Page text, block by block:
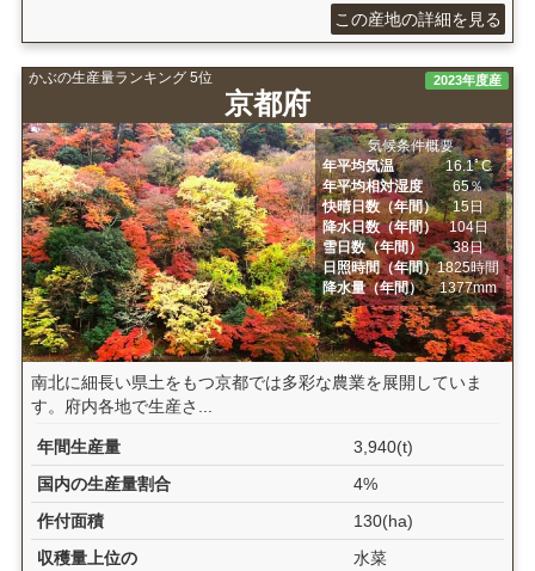
この産地の詳細を見る
かぶの生産量ランキング 5位
京都府
2023年度産
気候条件概要
年平均気温
16.1ﾟC
年平均相対湿度
65％
快晴日数（年間）
15日
降水日数（年間）
104日
雪日数（年間）
38日
日照時間（年間）1825時間
降水量（年間）
1377mm
南北に細長い県土をもつ京都では多彩な農業を展開していま
す。府内各地で生産さ...
年間生産量
3,940(t)
国内の生産量割合
4%
作付面積
130(ha)
収穫量上位の
水菜